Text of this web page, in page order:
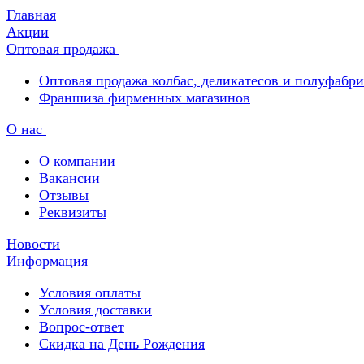
Главная
Акции
Оптовая продажа
Оптовая продажа колбас, деликатесов и
Франшиза фирменных магазинов
О нас
О компании
Вакансии
Отзывы
Реквизиты
Новости
Информация
Условия оплаты
Условия доставки
Вопрос-ответ
Скидка на День Рождения